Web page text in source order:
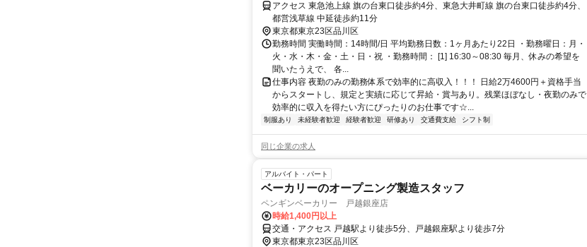
アクセス 東急池上線 旗の台東口徒歩約4分、東急大井町線 旗の台東口徒歩約4分、
都営浅草線 中延徒歩約11分
東京都東京23区品川区
勤務時間 実働時間：14時間/日 平均勤務日数：1ヶ月あたり22日 ・勤務曜日：月・
火・水・木・金・土・日・祝 ・勤務時間： [1] 16:30～08:30 毎月、休みの希望を
聞いたうえで、 各...
仕事内容 夜勤のみの勤務体系で効率的に高収入！！！ 日給2万4600円＋資格手当
からスタートし、規定と実績に応じて昇給・賞与あり。残業ほぼなし・夜勤のみで
効率的に収入を得たい方にぴったりのお仕事です☆...
制服あり 未経験者歓迎 経験者歓迎 研修あり 交通費支給 シフト制
同じ企業の求人
アルバイト・パート
ベーカリーのオープニング製造スタッフ
ペンギンベーカリー 戸越銀座店
時給1,400円以上
交通・アクセス 戸越駅より徒歩5分、戸越銀座駅より徒歩7分
東京都東京23区品川区